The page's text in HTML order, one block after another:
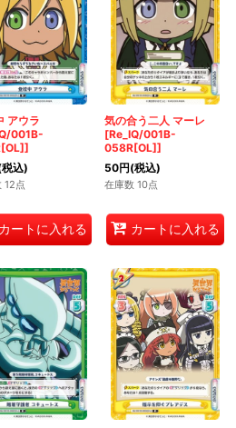
アウラ
001B-
込)
12点
カートに入れる
気の合う二人 マーレ
[Re_IQ/001B-
058R[OL]]
50円(税込)
在庫数 10点
カートに入れる